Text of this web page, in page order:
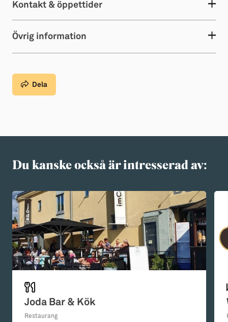
Kontakt & öppettider
Övrig information
Dela
Du kanske också är intresserad av:
Joda Bar & Kök
Restaurang